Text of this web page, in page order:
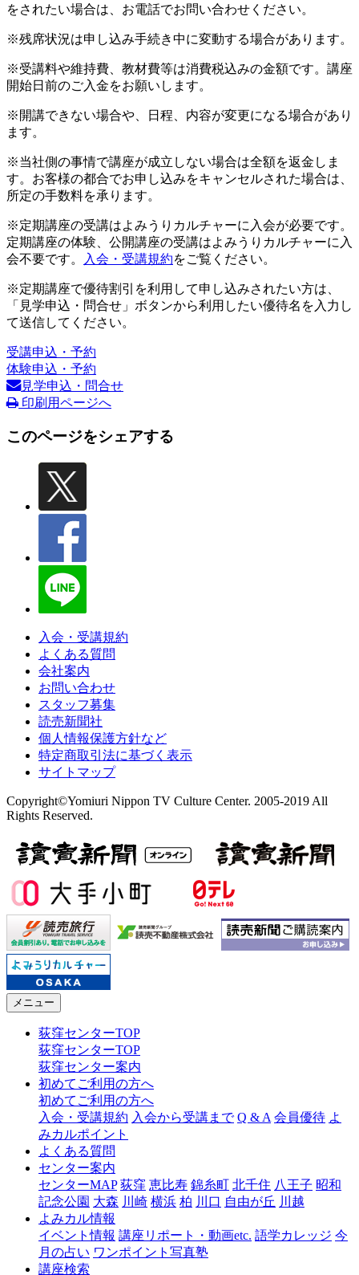
をされたい場合は、お電話でお問い合わせください。
※残席状況は申し込み手続き中に変動する場合があります。
※受講料や維持費、教材費等は消費税込みの金額です。講座
開始日前のご入金をお願いします。
※開講できない場合や、日程、内容が変更になる場合があり
ます。
※当社側の事情で講座が成立しない場合は全額を返金しま
す。お客様の都合でお申し込みをキャンセルされた場合は、
所定の手数料を承ります。
※定期講座の受講はよみうりカルチャーに入会が必要です。
定期講座の体験、公開講座の受講はよみうりカルチャーに入
会不要です。
入会・受講規約をご覧ください。
※定期講座で優待割引を利用して申し込みされたい方は、
「見学申込・問合せ」ボタンから利用したい優待名を入力し
て送信してください。
受講申込・予約
体験申込・予約
見学申込・問合せ
印刷用ページへ
このページをシェアする
入会・受講規約
よくある質問
会社案内
お問い合わせ
スタッフ募集
読売新聞社
個人情報保護方針など
特定商取引法に基づく表示
サイトマップ
Copyright©Yomiuri Nippon TV Culture Center. 2005-2019 All
Rights Reserved.
メニュー
荻窪センターTOP
荻窪センターTOP
荻窪センター案内
初めてご利用の方へ
初めてご利用の方へ
入会・受講規約 入会から受講まで Q & A 会員優待 よ
みカルポイント
よくある質問
センター案内
センターMAP 荻窪 恵比寿 錦糸町 北千住 八王子 昭和
記念公園 大森 川崎 横浜 柏 川口 自由が丘 川越
よみカル情報
イベント情報 講座リポート・動画etc. 語学カレッジ 今
月の占い ワンポイント写真塾
講座検索